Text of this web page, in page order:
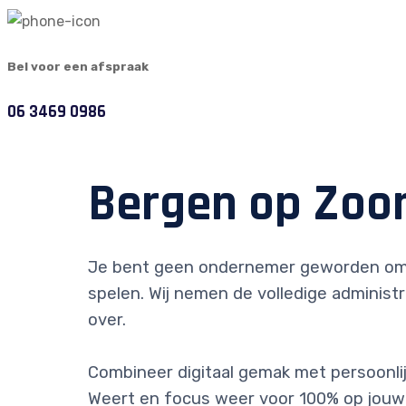
Bel voor een afspraak
06 3469 0986
Bergen op
Je bent geen ondernemer geworden
spelen. Wij nemen de volledige
over.
Combineer digitaal gemak met
Weert en focus weer voor 100% op